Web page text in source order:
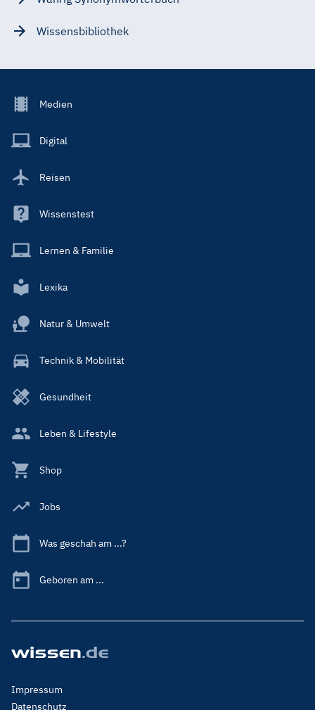
Wissensbibliothek
Footer
Main
Medien
Digital
Reisen
Wissenstest
Lernen & Familie
Lexika
Natur & Umwelt
Technik & Mobilität
Gesundheit
Leben & Lifestyle
Shop
Jobs
Was geschah am ...?
Geboren am ...
Footer
Menu
Impressum
Datenschutz